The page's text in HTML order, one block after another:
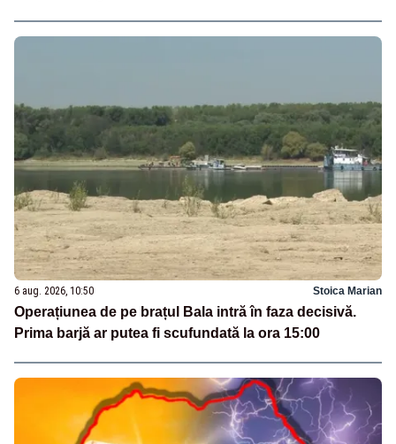
6 aug. 2026, 10:50 Stoica Marian
Operațiunea de pe brațul Bala intră în faza decisivă.
Prima barjă ar putea fi scufundată la ora 15:00